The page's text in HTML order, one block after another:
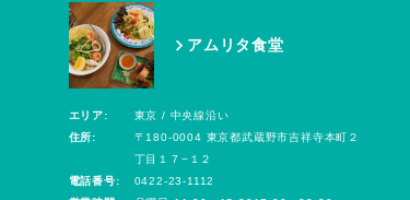
アムリタ食堂
エリア:
東京 / 中央線沿い
住所:
〒180-0004 東京都武蔵野市吉祥寺本町２
丁目１７−１２
電話番号:
0422-23-1112